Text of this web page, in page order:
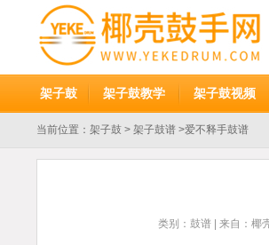
架子鼓 架子鼓教学 架子鼓视频
当前位置： 架子鼓 > 架子鼓谱 >爱不释手鼓谱
类别： 鼓谱| 来自：椰